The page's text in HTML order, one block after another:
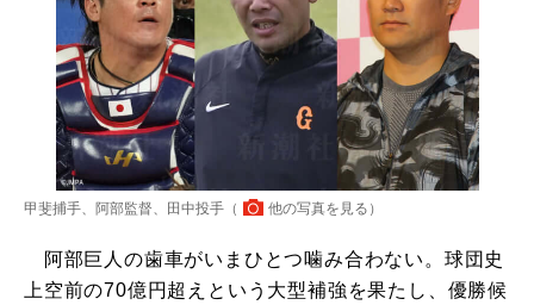
甲斐捕手、阿部監督、田中投手（ 他の写真を見る ）
阿部巨人の歯車がいまひとつ噛み合わない。球団史
上空前の70億円超えという大型補強を果たし、優勝候